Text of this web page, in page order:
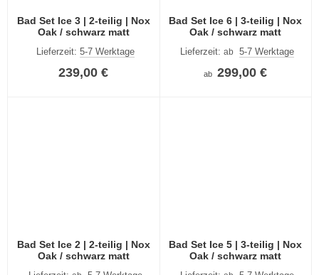
Bad Set Ice 3 | 2-teilig | Nox
Oak / schwarz matt
Lieferzeit: 5-7 Werktage
239,00 €
Bad Set Ice 6 | 3-teilig | Nox
Oak / schwarz matt
Lieferzeit:ab 5-7 Werktage
ab 299,00 €
Bad Set Ice 2 | 2-teilig | Nox
Oak / schwarz matt
Bad Set Ice 5 | 3-teilig | Nox
Oak / schwarz matt